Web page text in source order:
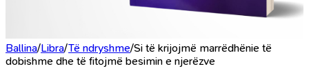
Ballina/Libra/Të ndryshme/Si të krijojmë marrëdhënie të
dobishme dhe të fitojmë besimin e njerëzve